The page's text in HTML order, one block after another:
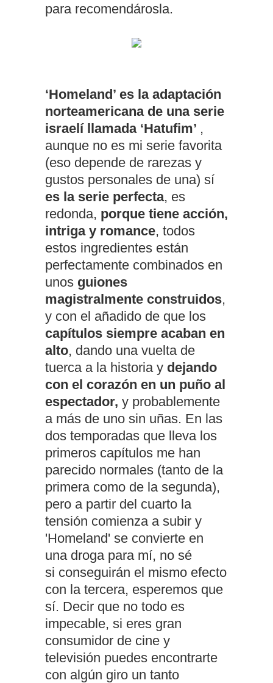
para recomendárosla.
‘Homeland’ es la adaptación
norteamericana de una serie
israelí llamada ‘Hatufim’ ,
aunque no es mi serie favorita
(eso depende de rarezas y
gustos personales de una) sí
es la serie perfecta, es
redonda, porque tiene acción,
intriga y romance, todos
estos ingredientes están
perfectamente combinados en
unos guiones
magistralmente construidos,
y con el añadido de que los
capítulos siempre acaban en
alto, dando una vuelta de
tuerca a la historia y dejando
con el corazón en un puño al
espectador, y probablemente
a más de uno sin uñas. En las
dos temporadas que lleva los
primeros capítulos me han
parecido normales (tanto de la
primera como de la segunda),
pero a partir del cuarto la
tensión comienza a subir y
'Homeland' se convierte en
una droga para mí, no sé
si conseguirán el mismo efecto
con la tercera, esperemos que
sí. Decir que no todo es
impecable, si eres gran
consumidor de cine y
televisión puedes encontrarte
con algún giro un tanto